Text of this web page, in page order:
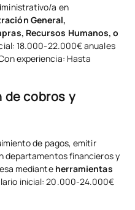
a en
General,
Recursos Humanos, o
18.000-22.000€ anuales
experiencia: Hasta
de cobros y
de pagos, emitir
departamentos financieros y
mediante herramientas
inicial: 20.000-24.000€